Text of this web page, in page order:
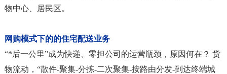
物中心、居民区。
网购模式下的的住宅配送业务
“*后一公里”成为快递、零担公司的运营瓶颈，原因何在？ 货
物流动，“散件-聚集-分拣-二次聚集-按路由分发-到达终端城